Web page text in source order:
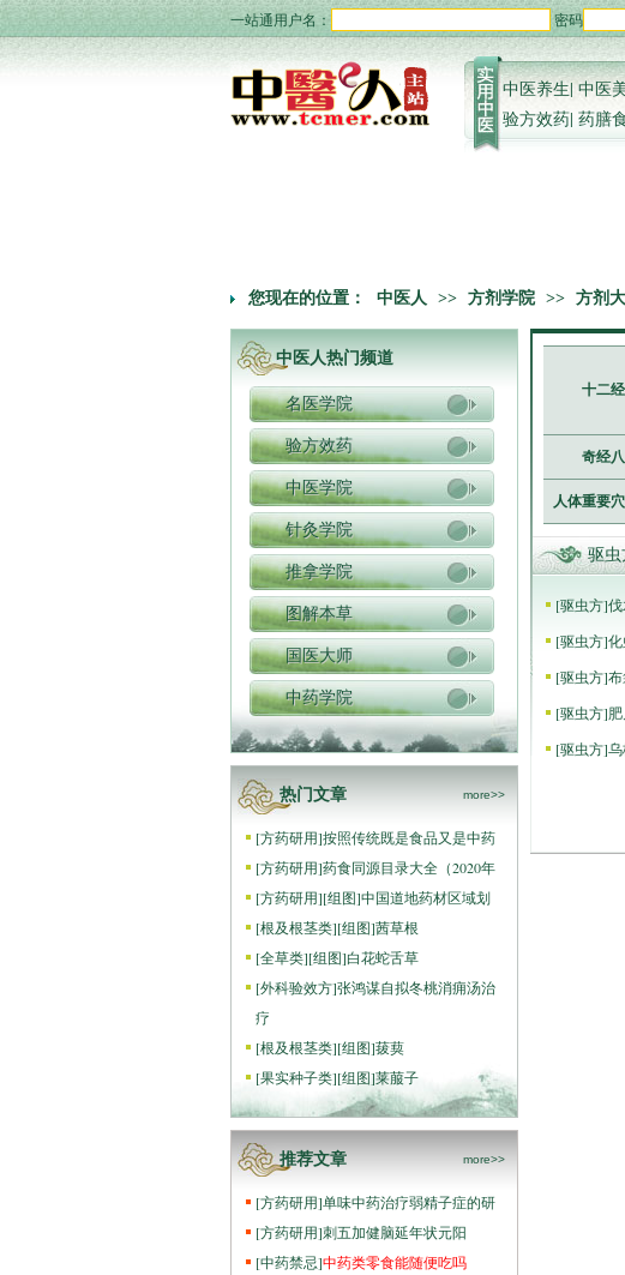
一站通用户名： 密码
中医养生|中医
验方效药| 药膳
您现在的位置： 中医人 >> 方剂学院 >> 方剂
中医人热门频道
名医学院
验方效药
中医学院
针灸学院
推拿学院
图解本草
国医大师
中药学院
热门文章 more>>
[方药研用]按照传统既是食品又是中药
[方药研用]药食同源目录大全（2020年
[方药研用][组图]中国道地药材区域划
[根及根茎类][组图]茜草根
[全草类][组图]白花蛇舌草
[外科验效方]张鸿谋自拟冬桃消痈汤治
疗
[根及根茎类][组图]菝葜
[果实种子类][组图]莱菔子
推荐文章 more>>
[方药研用]单味中药治疗弱精子症的研
[方药研用]刺五加健脑延年状元阳
[中药禁忌]中药类零食能随便吃吗
十二
奇经
人体重要
驱虫
[驱虫方]
[驱虫方]
[驱虫方]
[驱虫方]
[驱虫方]